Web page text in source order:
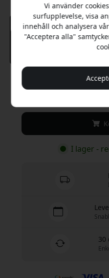
1
I lager -
30
Vi använder
surfupplevelse, visa
innehåll och analysera
"Acceptera alla"